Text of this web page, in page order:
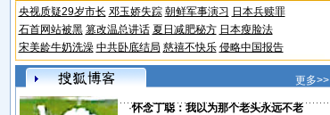
央视质疑29岁市长 邓玉娇失踪 朝鲜军事演习 日本兵赎罪
石首网站被黑 篡改温总讲话 夏日减肥秘方 日本瘦脸法
宋美龄牛奶洗澡 中共卧底结局 慈禧不快乐 侵略中国报告
更多>>
·怀念丁聪：我以为那个老头永远不老